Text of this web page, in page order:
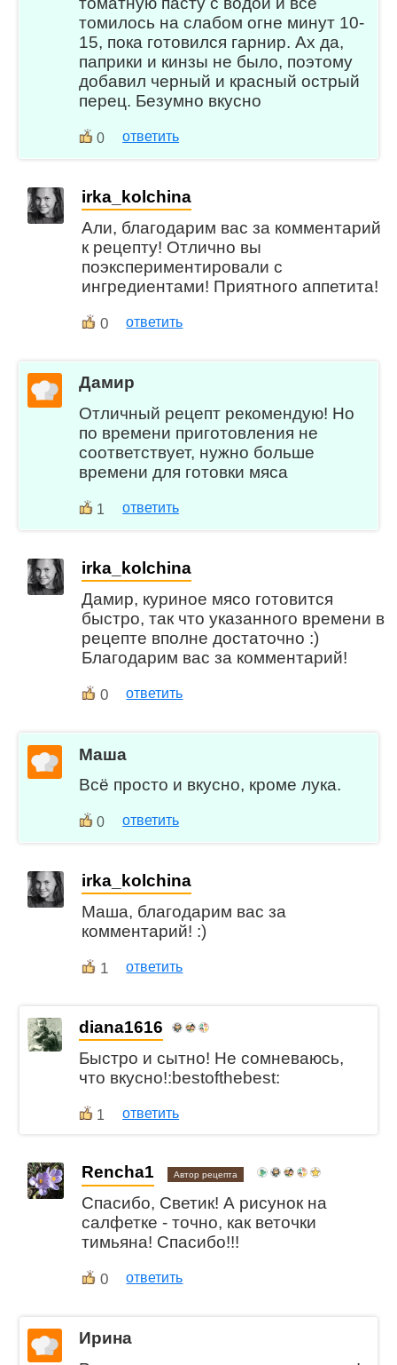
томилось на слабом огне минут 10-
15, пока готовился гарнир. Ах да,
паприки и кинзы не было, поэтому
добавил черный и красный острый
перец. Безумно вкусно
0 ответить
irka_kolchina
Али, благодарим вас за комментарий
к рецепту! Отлично вы
поэкспериментировали с
ингредиентами! Приятного аппетита!
0 ответить
Дамир
Отличный рецепт рекомендую! Но
по времени приготовления не
соответствует, нужно больше
времени для готовки мяса
1 ответить
irka_kolchina
Дамир, куриное мясо готовится
быстро, так что указанного времени в
рецепте вполне достаточно :)
Благодарим вас за комментарий!
0 ответить
Маша
Всё просто и вкусно, кроме лука.
0 ответить
irka_kolchina
Маша, благодарим вас за
комментарий! :)
1 ответить
diana1616
Быстро и сытно! Не сомневаюсь,
что вкусно!:bestofthebest:
1 ответить
Rencha1 Автор рецепта
Спасибо, Светик! А рисунок на
салфетке - точно, как веточки
тимьяна! Спасибо!!!
0 ответить
Ирина